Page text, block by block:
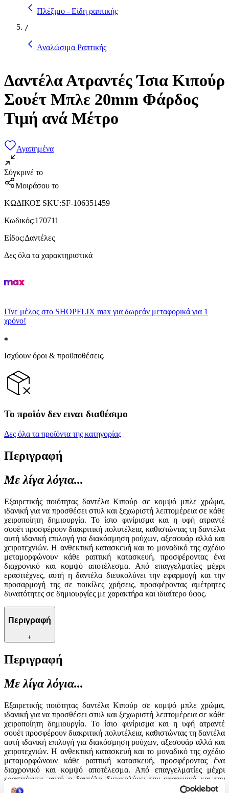
Πλέξιμο - Είδη ραπτικής
/
Αναλώσιμα Ραπτικής
Δαντέλα Ατραντές Ίσια Κιπούρ
Σουέτ Μπλε 20mm Φάρδος
Τιμή ανά Μέτρο
Αγαπημένα
Σύγκρινέ το
Μοιράσου το
ΚΩΔΙΚΟΣ SKU:SF-106351459
Κωδικός:170711
Είδος:Δαντέλες
Δες όλα τα χαρακτηριστικά
Γίνε μέλος στο SHOPFLIX max για δωρεάν μεταφορικά για 1
χρόνο!
Ισχύουν όροι & προϋποθέσεις.
Το προϊόν δεν ειναι διαθέσιμο
Δες όλα τα προϊόντα της κατηγορίας
Περιγραφή
Με λίγα λόγια...
Εξαιρετικής ποιότητας δαντέλα Κιπούρ σε κομψό μπλε χρώμα,
ιδανική για να προσθέσει στυλ και ξεχωριστή λεπτομέρεια σε κάθε
χειροποίητη δημιουργία. Το ίσιο φινίρισμα και η υφή ατραντέ
σουέτ προσφέρουν διακριτική πολυτέλεια, καθιστώντας τη δαντέλα
αυτή ιδανική επιλογή για διακόσμηση ρούχων, αξεσουάρ αλλά και
χειροτεχνιών. Η ανθεκτική κατασκευή και το μοναδικό της σχέδιο
μεταμορφώνουν κάθε ραπτική κατασκευή, προσφέροντας ένα
διαχρονικό και κομψό αποτέλεσμα. Από επαγγελματίες μέχρι
ερασιτέχνες, αυτή η δαντέλα διευκολύνει την εφαρμογή και την
προσαρμογή της σε ποικίλες χρήσεις, προσφέροντας αμέτρητες
δυνατότητες σε δημιουργίες με χαρακτήρα και ιδιαίτερο ύφος.
Περιγραφή
+
Περιγραφή
Με λίγα λόγια...
Εξαιρετικής ποιότητας δαντέλα Κιπούρ σε κομψό μπλε χρώμα,
ιδανική για να προσθέσει στυλ και ξεχωριστή λεπτομέρεια σε κάθε
χειροποίητη δημιουργία. Το ίσιο φινίρισμα και η υφή ατραντέ
σουέτ προσφέρουν διακριτική πολυτέλεια, καθιστώντας τη δαντέλα
αυτή ιδανική επιλογή για διακόσμηση ρούχων, αξεσουάρ αλλά και
χειροτεχνιών. Η ανθεκτική κατασκευή και το μοναδικό της σχέδιο
μεταμορφώνουν κάθε ραπτική κατασκευή, προσφέροντας ένα
διαχρονικό και κομψό αποτέλεσμα. Από επαγγελματίες μέχρι
ερασιτέχνες, αυτή η δαντέλα διευκολύνει την εφαρμογή και την
προσαρμογή της σε ποικίλες χρήσεις, προσφέροντας αμέτρητες